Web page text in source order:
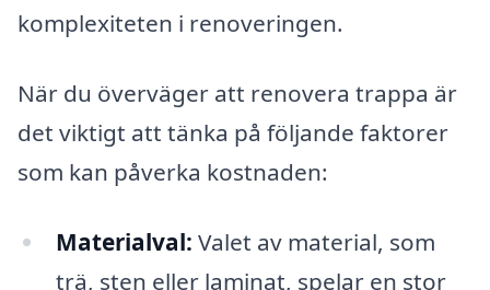
komplexiteten i renoveringen.
När du överväger att renovera trappa är
det viktigt att tänka på följande faktorer
som kan påverka kostnaden:
Materialval: Valet av material, som
trä, sten eller laminat, spelar en stor